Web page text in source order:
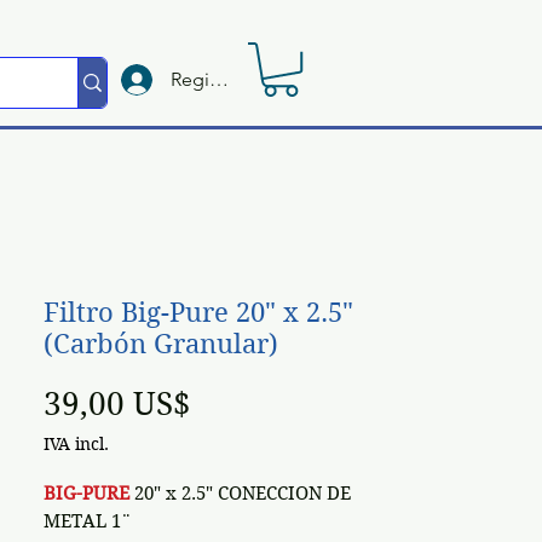
Registrate
Filtro Big-Pure 20" x 2.5"
(Carbón Granular)
39,00 US$
IVA incl.
BIG-PURE20" x 2.5" CONECCION DE
METAL 1¨